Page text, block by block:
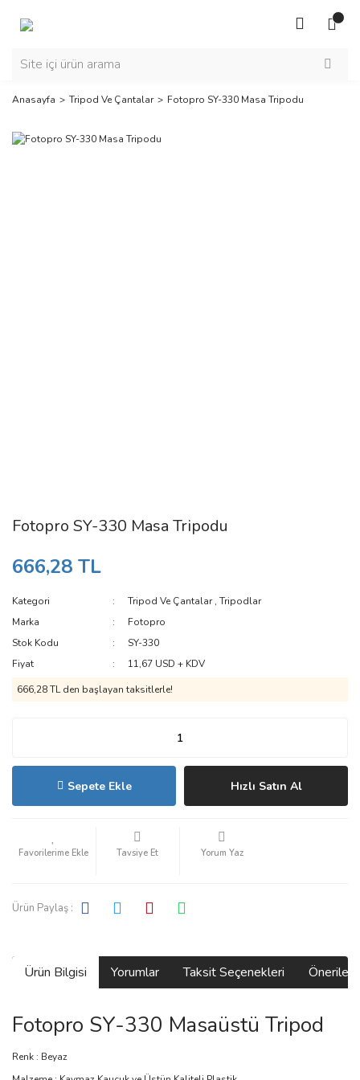
Anasayfa Tripod Ve Çantalar Fotopro SY-330 Masa Tripodu
Fotopro SY-330 Masa Tripodu
666,28 TL
Kategori Tripod Ve Çantalar,Tripodlar
Marka
Fotopro
Stok Kodu
SY-330
Fiyat
11,67 USD + KDV
666,28 TL den başlayan taksitlerle!
Sepete Ekle Hızlı Satın Al
Tavsiye Et Yorum Yaz
Ürün Paylaş :
Ürün Bilgisi Yorumlar Taksit Seçenekleri
Fotopro SY-330 Masaüstü Tripod
Renk : Beyaz